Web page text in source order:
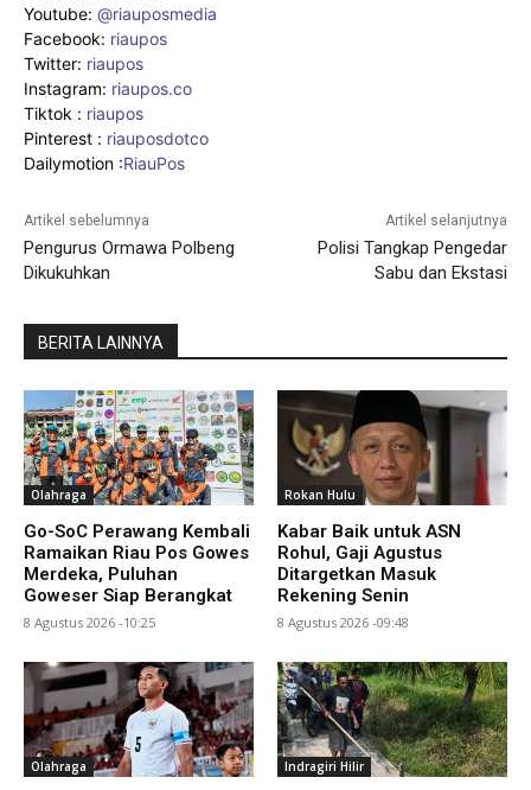
Youtube: @riauposmedia
Facebook: riaupos
Twitter: riaupos
Instagram: riaupos.co
Tiktok : riaupos
Pinterest : riauposdotco
Dailymotion :RiauPos
Artikel sebelumnya
Pengurus Ormawa Polbeng
Dikukuhkan
Artikel selanjutnya
Polisi Tangkap Pengedar
Sabu dan Ekstasi
BERITA LAINNYA
Olahraga
Go-SoC Perawang Kembali
Ramaikan Riau Pos Gowes
Merdeka, Puluhan
Goweser Siap Berangkat
8 Agustus 2026 -10:25
Rokan Hulu
Kabar Baik untuk ASN
Rohul, Gaji Agustus
Ditargetkan Masuk
Rekening Senin
8 Agustus 2026 -09:48
Olahraga Indragiri Hilir